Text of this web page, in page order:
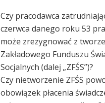
Czy pracodawca
czerwca danego roku 53
może zrezygnować z
Zakładowego Funduszu
Socjalnych (dalej „ZFŚS”)?
Czy nietworzenie ZFŚS
obowiązek płacenia